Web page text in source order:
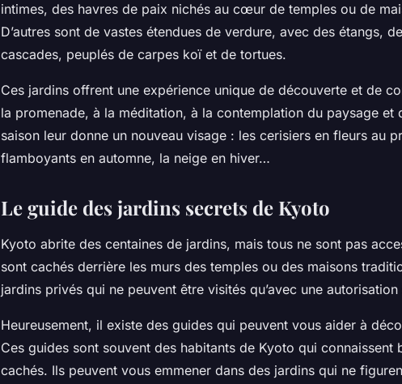
intimes, des havres de paix nichés au cœur de temples ou de
D’autres sont de vastes étendues de verdure, avec des étangs,
cascades, peuplés de carpes koï et de tortues.
Ces jardins offrent une expérience unique de découverte et de
la promenade, à la méditation, à la contemplation du paysage et
saison leur donne un nouveau visage : les cerisiers en fleurs au
flamboyants en automne, la neige en hiver…
Le guide des jardins secrets de Kyoto
Kyoto abrite des centaines de jardins, mais tous ne sont pas
sont cachés derrière les murs des temples ou des maisons
jardins privés qui ne peuvent être visités qu’avec une autorisation
Heureusement, il existe des guides qui peuvent vous aider à
Ces guides sont souvent des habitants de Kyoto qui connaissent
cachés. Ils peuvent vous emmener dans des jardins qui ne